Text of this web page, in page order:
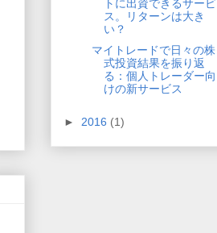
トに出資できるサービ
ス。リターンは大き
い？
マイトレードで日々の株
式投資結果を振り返
る：個人トレーダー向
けの新サービス
► 2016 (1)